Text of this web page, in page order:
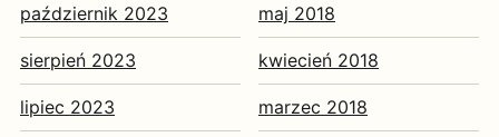
październik 2023
sierpień 2023
lipiec 2023
maj 2018
kwiecień 2018
marzec 2018